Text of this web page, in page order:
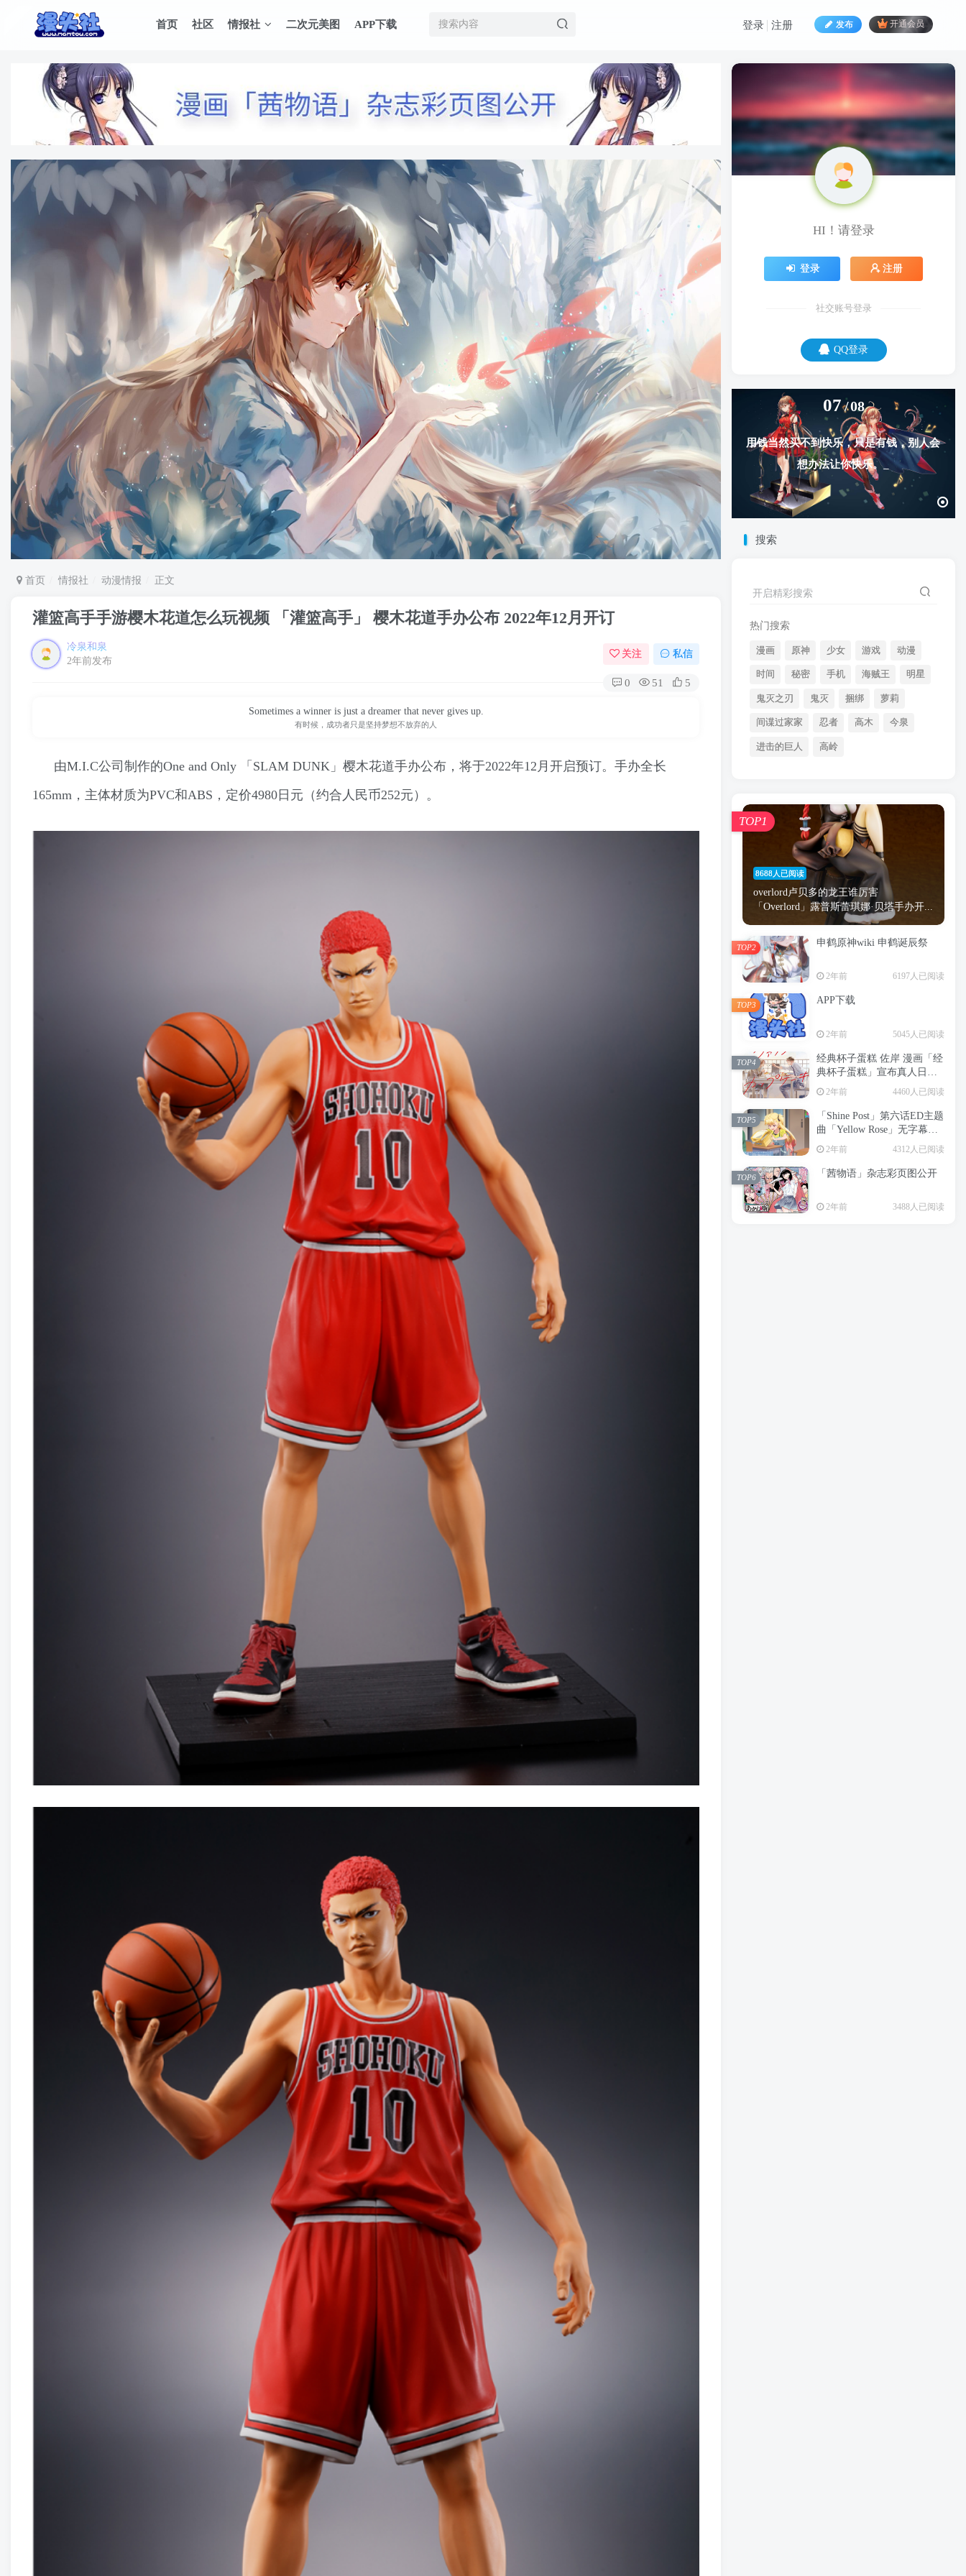
首页 社区 情报社 二次元美图 APP下载 发布 开通会员
登录 注册
首页 情报社 动漫情报 正文
灌篮高手手游樱木花道怎么玩视频 「灌篮高手」 樱木花道手办公布 2022年12月开订
冷泉和泉
2年前发布
关注 私信
0 51 5
Sometimes a winner is just a dreamer that never gives up.
有时候，成功者只是坚持梦想不放弃的人
由M.I.C公司制作的One and Only 「SLAM DUNK」樱木花道手办公布，将于2022年12月开启预订。手办全长
165mm，主体材质为PVC和ABS，定价4980日元（约合人民币252元）。
HI！请登录
登录 注册
社交账号登录
QQ登录
07 08
用钱当然买不到快乐，只是有钱，别人会
想办法让你快乐。
搜索
开启精彩搜索
热门搜索
漫画 原神 少女 游戏 动漫
时间 秘密 手机 海贼王 明星
鬼灭之刃 鬼灭 捆绑 萝莉
间谍过家家 忍者 高木 今泉
进击的巨人 高岭
8688人已阅读
overlord卢贝多的龙王谁厉害
「Overlord」露普斯蕾琪娜·贝塔手办开...
TOP1
申鹤原神wiki 申鹤诞辰祭
2年前 6197人已阅读
TOP2
APP下载
2年前 5045人已阅读
TOP3
经典杯子蛋糕 佐岸 漫画「经
典杯子蛋糕」宣布真人日剧
化
2年前 4460人已阅读
TOP4
「Shine Post」第六话ED主题
曲「Yellow Rose」无字幕MV
公开
2年前 4312人已阅读
TOP5
「茜物语」杂志彩页图公开
2年前 3488人已阅读
TOP6